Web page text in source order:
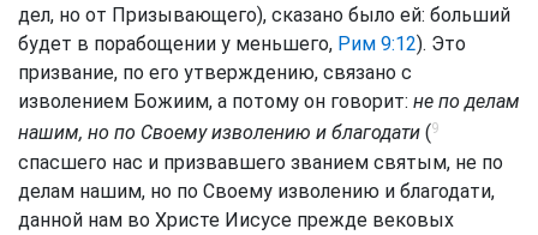
дел, но от Призывающего), сказано было ей: больший
будет в порабощении у меньшего, Рим 9:12). Это
призвание, по его утверждению, связано с
изволением Божиим, а потому он говорит: не по делам
нашим, но по Своему изволению и благодати (9
спасшего нас и призвавшего званием святым, не по
делам нашим, но по Своему изволению и благодати,
данной нам во Христе Иисусе прежде вековых